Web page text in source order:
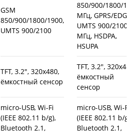
GSM
850/900/1800/1900,
UMTS 900/2100
850/900/1800/
МГц, GPRS/EDGE,
UMTS 900/2100
МГц, HSDPA,
HSUPA
TFT, 3.2", 320x480,
ёмкостный сенсор
TFT, 3.2",
ёмкостный
сенсор
micro-USB, Wi-Fi
(IEEE 802.11 b/g),
Bluetooth 2.1,
micro-USB, Wi-Fi
(IEEE 802.11 b/g),
Bluetooth 2.1,